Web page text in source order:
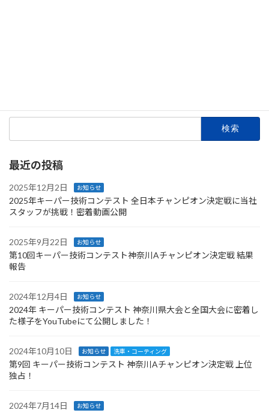
稿
ー
ジ
送
ペ
ペ
最近の投稿
2025年12月2日 お知らせ
2025年キーパー技術コンテスト 全日本チャンピオン決定戦に当社
スタッフが挑戦！密着動画公開
2025年9月22日 お知らせ
第10回キーパー技術コンテスト神奈川Aチャンピオン決定戦 結果
報告
2024年12月4日 お知らせ
2024年 キーパー技術コンテスト 神奈川県大会と全国大会に密着し
た様子をYouTubeにて公開しました！
2024年10月10日 お知らせ 洗車・コーティング
第9回 キーパー技術コンテスト 神奈川Aチャンピオン決定戦 上位
独占！
2024年7月14日 お知らせ